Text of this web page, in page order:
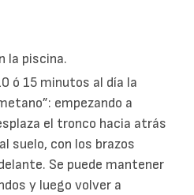
la piscina.
ó 15 minutos al día la
empezando a
el tronco hacia atrás
suelo, con los brazos
Se puede mantener
y luego volver a